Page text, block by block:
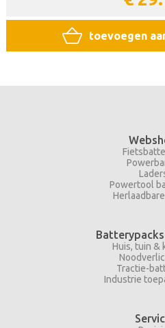
toevoegen
Powertool
Huis, tuin &
Tractie-
Industrie